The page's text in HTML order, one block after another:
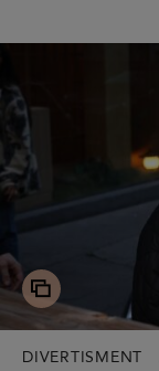
DIVERTISMENT